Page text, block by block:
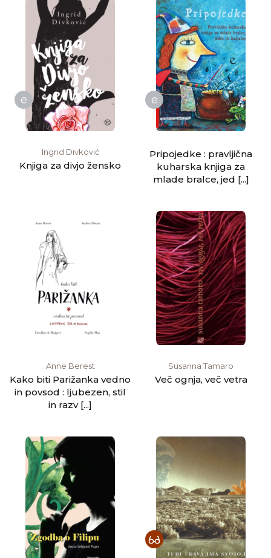
e
Ingrid Divković
Knjiga za divjo žensko
e
Pripojedke : pravljična
kuharska knjiga za
mlade bralce, jed [...]
Anne Berest
Kako biti Parižanka vedno
in povsod : ljubezen, stil
in razv [...]
Susanna Tamaro
Več ognja, več vetra